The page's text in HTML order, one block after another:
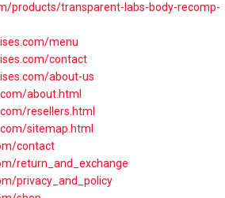
products/transparent-labs-body-recomp-
menu
contact
about-us
about.html
resellers.html
sitemap.html
contact
return_and_exchange
privacy_and_policy